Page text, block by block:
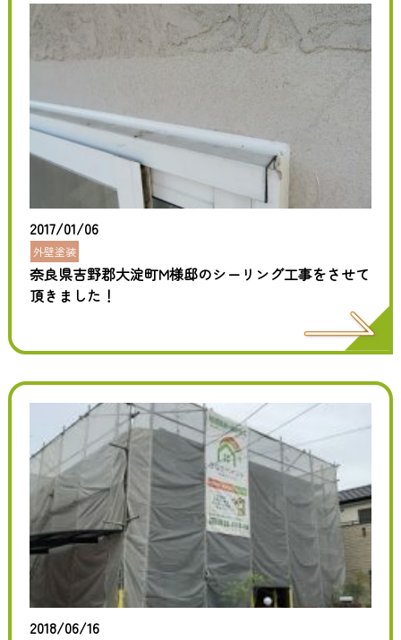
2017/01/06
外壁塗装
奈良県吉野郡大淀町M様邸のシーリング工事をさせて
頂きました！
2018/06/16